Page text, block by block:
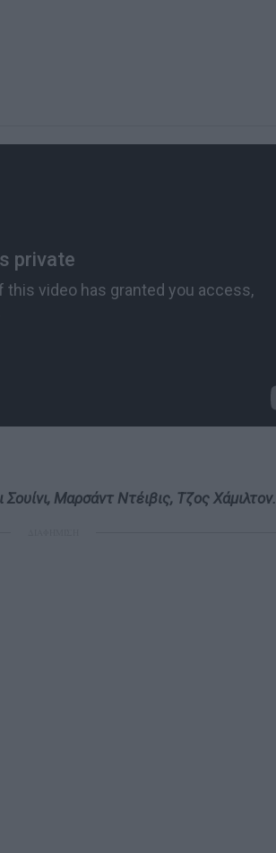
Μαρσάντ Ντέιβις, Τζος Χάμιλτον.